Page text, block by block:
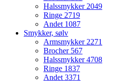
Halssmykker 2049
Ringe 2719
Andet 1087
Smykker, sølv
Armsmykker 2271
Brocher 567
Halssmykker4708
Ringe 1837
Andet 3371